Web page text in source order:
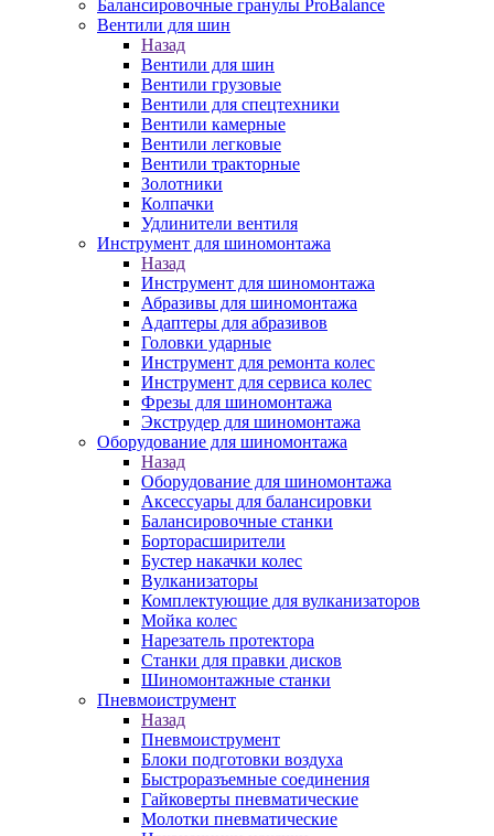
Балансировочные гранулы ProBalance
Вентили для шин
Назад
Вентили для шин
Вентили грузовые
Вентили для спецтехники
Вентили камерные
Вентили легковые
Вентили тракторные
Золотники
Колпачки
Удлинители вентиля
Инструмент для шиномонтажа
Назад
Инструмент для шиномонтажа
Абразивы для шиномонтажа
Адаптеры для абразивов
Головки ударные
Инструмент для ремонта колес
Инструмент для сервиса колес
Фрезы для шиномонтажа
Экструдер для шиномонтажа
Оборудование для шиномонтажа
Назад
Оборудование для шиномонтажа
Аксессуары для балансировки
Балансировочные станки
Борторасширители
Бустер накачки колес
Вулканизаторы
Комплектующие для вулканизаторов
Мойка колес
Нарезатель протектора
Станки для правки дисков
Шиномонтажные станки
Пневмоиструмент
Назад
Пневмоиструмент
Блоки подготовки воздуха
Быстроразъемные соединения
Гайковерты пневматические
Молотки пневматические